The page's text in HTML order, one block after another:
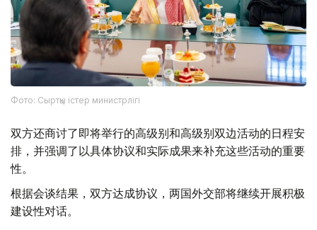
Фото: Сыртқы істер министрлігі
双方还商讨了即将举行的高级别和高级别双边活动的日程安
排，并强调了以具体协议和实际成果来补充这些活动的重要
性。
根据会谈结果，双方达成协议，两国外交部将继续开展积极
建设性对话。